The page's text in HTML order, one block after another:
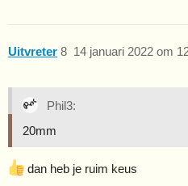
Uitvreter 14 januari 2022 om
8
Phil3:
20mm
dan heb je ruim keus